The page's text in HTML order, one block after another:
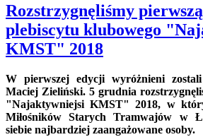
Rozstrzygnęliśmy
plebiscytu klubowego
KMST" 2018
W pierwszej edycji wyróżnieni
Maciej Zieliński. 5 grudnia
"Najaktywniejsi KMST" 2018, w
Miłośników Starych Tramwajów w
siebie najbardziej zaangażowane osoby.